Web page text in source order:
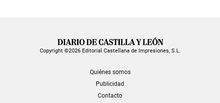
Copyright ©2026 Editorial Castellana de Impresiones, S.L.
Quiénes somos
Publicidad
Contacto